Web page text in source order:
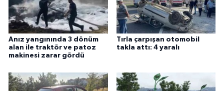
Anız yangınında 3 dönüm
alan ile traktör ve patoz
makinesi zarar gördü
Tırla çarpışan otomobil
takla attı: 4 yaralı